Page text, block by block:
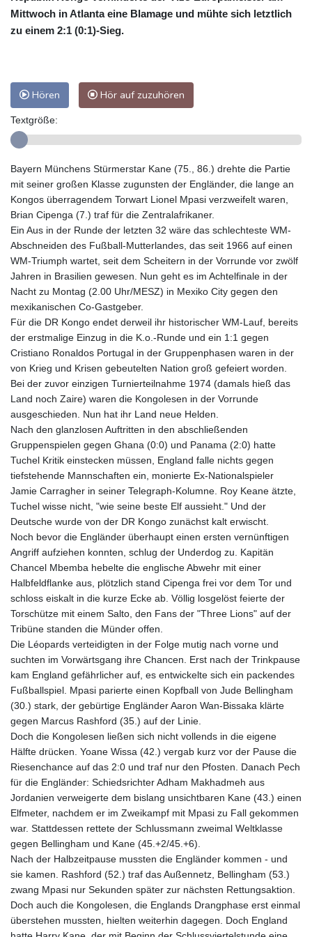
Mittwoch in Atlanta eine Blamage und mühte sich letztlich
zu einem 2:1 (0:1)-Sieg.
Hören Hör auf zuzuhören
Textgröße:
Bayern Münchens Stürmerstar Kane (75., 86.) drehte die Partie
mit seiner großen Klasse zugunsten der Engländer, die lange an
Kongos überragendem Torwart Lionel Mpasi verzweifelt waren,
Brian Cipenga (7.) traf für die Zentralafrikaner.
Ein Aus in der Runde der letzten 32 wäre das schlechteste WM-
Abschneiden des Fußball-Mutterlandes, das seit 1966 auf einen
WM-Triumph wartet, seit dem Scheitern in der Vorrunde vor zwölf
Jahren in Brasilien gewesen. Nun geht es im Achtelfinale in der
Nacht zu Montag (2.00 Uhr/MESZ) in Mexiko City gegen den
mexikanischen Co-Gastgeber.
Für die DR Kongo endet derweil ihr historischer WM-Lauf, bereits
der erstmalige Einzug in die K.o.-Runde und ein 1:1 gegen
Cristiano Ronaldos Portugal in der Gruppenphasen waren in der
von Krieg und Krisen gebeutelten Nation groß gefeiert worden.
Bei der zuvor einzigen Turnierteilnahme 1974 (damals hieß das
Land noch Zaire) waren die Kongolesen in der Vorrunde
ausgeschieden. Nun hat ihr Land neue Helden.
Nach den glanzlosen Auftritten in den abschließenden
Gruppenspielen gegen Ghana (0:0) und Panama (2:0) hatte
Tuchel Kritik einstecken müssen, England falle nichts gegen
tiefstehende Mannschaften ein, monierte Ex-Nationalspieler
Jamie Carragher in seiner Telegraph-Kolumne. Roy Keane ätzte,
Tuchel wisse nicht, "wie seine beste Elf aussieht." Und der
Deutsche wurde von der DR Kongo zunächst kalt erwischt.
Noch bevor die Engländer überhaupt einen ersten vernünftigen
Angriff aufziehen konnten, schlug der Underdog zu. Kapitän
Chancel Mbemba hebelte die englische Abwehr mit einer
Halbfeldflanke aus, plötzlich stand Cipenga frei vor dem Tor und
schloss eiskalt in die kurze Ecke ab. Völlig losgelöst feierte der
Torschütze mit einem Salto, den Fans der "Three Lions" auf der
Tribüne standen die Münder offen.
Die Léopards verteidigten in der Folge mutig nach vorne und
suchten im Vorwärtsgang ihre Chancen. Erst nach der Trinkpause
kam England gefährlicher auf, es entwickelte sich ein packendes
Fußballspiel. Mpasi parierte einen Kopfball von Jude Bellingham
(30.) stark, der gebürtige Engländer Aaron Wan-Bissaka klärte
gegen Marcus Rashford (35.) auf der Linie.
Doch die Kongolesen ließen sich nicht vollends in die eigene
Hälfte drücken. Yoane Wissa (42.) vergab kurz vor der Pause die
Riesenchance auf das 2:0 und traf nur den Pfosten. Danach Pech
für die Engländer: Schiedsrichter Adham Makhadmeh aus
Jordanien verweigerte dem bislang unsichtbaren Kane (43.) einen
Elfmeter, nachdem er im Zweikampf mit Mpasi zu Fall gekommen
war. Stattdessen rettete der Schlussmann zweimal Weltklasse
gegen Bellingham und Kane (45.+2/45.+6).
Nach der Halbzeitpause mussten die Engländer kommen - und
sie kamen. Rashford (52.) traf das Außennetz, Bellingham (53.)
zwang Mpasi nur Sekunden später zur nächsten Rettungsaktion.
Doch auch die Kongolesen, die Englands Drangphase erst einmal
überstehen mussten, hielten weiterhin dagegen. Doch England